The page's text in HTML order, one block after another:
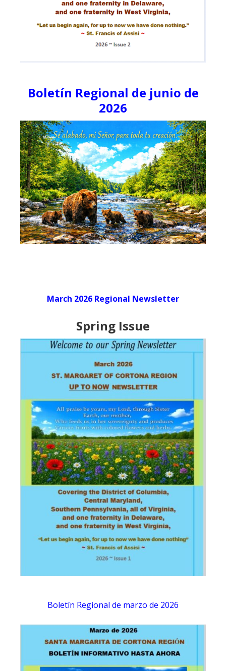
Boletín Regional de junio de
2026
March 2026 Regional Newsletter
Spring Issue
Boletín Regional de marzo de 2026